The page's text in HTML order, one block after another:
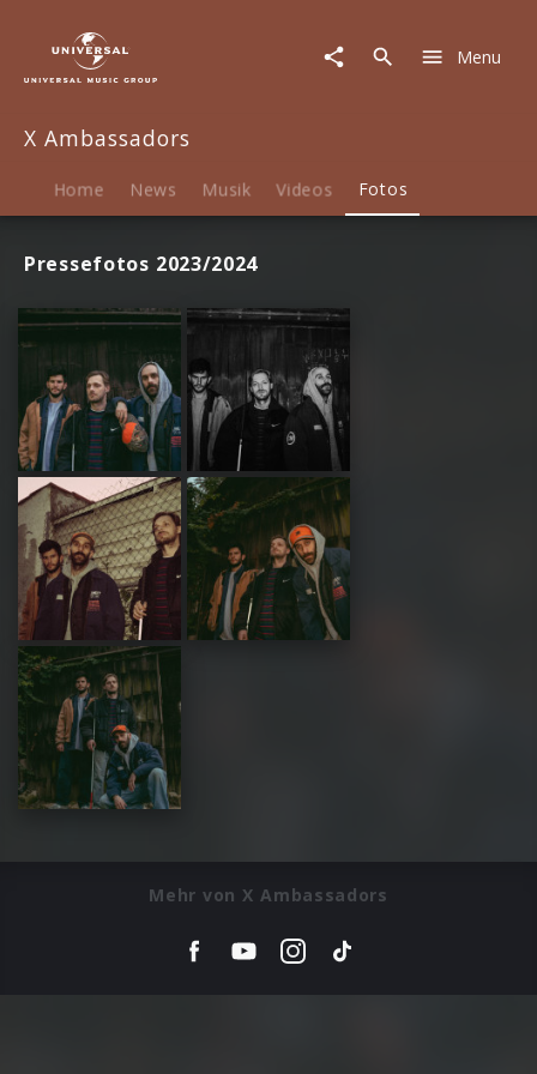
Ambassadors
Fotos
Menu
X Ambassadors
Home News Musik Videos Fotos
Pressefotos 2023/2024
Mehr von X Ambassadors